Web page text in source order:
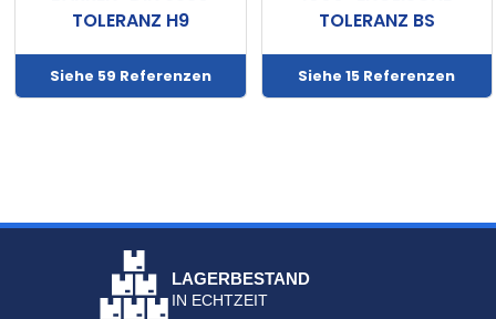
TOLERANZ H9
Siehe 59 Referenzen
TOLERANZ BS
Siehe 15 Referenzen
LAGERBESTAND
IN ECHTZEIT